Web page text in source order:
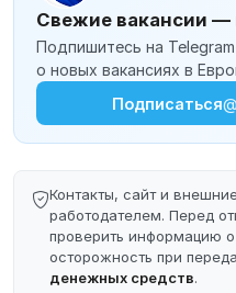
Свежие вакансии
Подпишитесь на
о новых вакансиях в
Подписаться
Контакты, сайт и
работодателем. Перед
проверить информацию
осторожность при
денежных средств.